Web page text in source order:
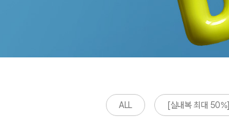
ALL [실내복 최대 50%]